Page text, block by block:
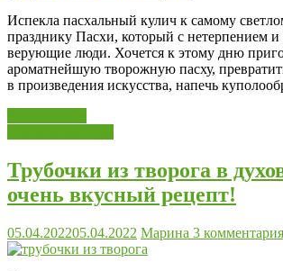
Испекла пасхальный кулич к самому
празднику Пасхи, который с нетерпением
верующие люди. Хочется к этому дню
ароматнейшую творожную пасху,
в произведения искусства, напечь
Трубочки из творога в
очень вкусный рецепт!
05.04.202205.04.2022 Марина 3 комментария